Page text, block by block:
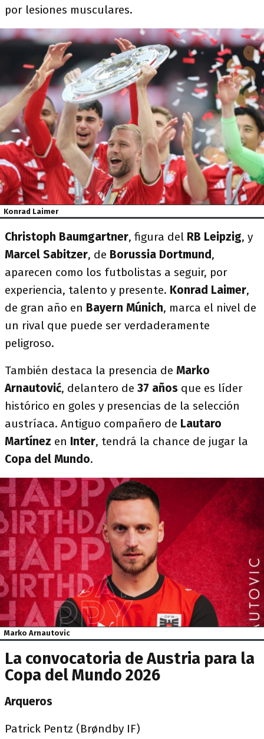
por lesiones musculares.
Konrad Laimer
Christoph Baumgartner, figura del RB Leipzig, y
Marcel Sabitzer, de Borussia Dortmund,
aparecen como los futbolistas a seguir, por
experiencia, talento y presente. Konrad Laimer,
de gran año en Bayern Múnich, marca el nivel de
un rival que puede ser verdaderamente
peligroso.
También destaca la presencia de Marko
Arnautović, delantero de 37 años que es líder
histórico en goles y presencias de la selección
austríaca. Antiguo compañero de Lautaro
Martínez en Inter, tendrá la chance de jugar la
Copa del Mundo.
Marko Arnautovic
La convocatoria de Austria para la
Copa del Mundo 2026
Arqueros
Patrick Pentz (Brøndby IF)